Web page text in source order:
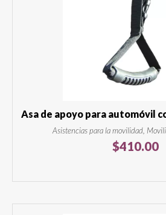
Asa de apoyo para automóvil
Asistencias para la movilidad,
$410.00